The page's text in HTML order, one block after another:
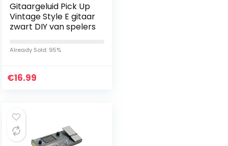
Gitaargeluid Pick Up
Vintage Style E gitaar
zwart DIY van spelers
Already Sold: 95%
€16.99